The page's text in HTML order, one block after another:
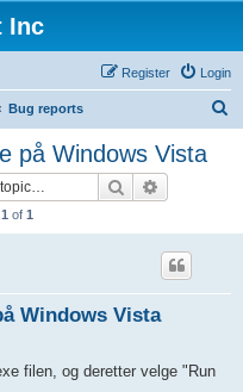
Inc
Login
Register
Bug reports
på Windows Vista
Search
1 of 1
Windows Vista
filen, og deretter velge "Run